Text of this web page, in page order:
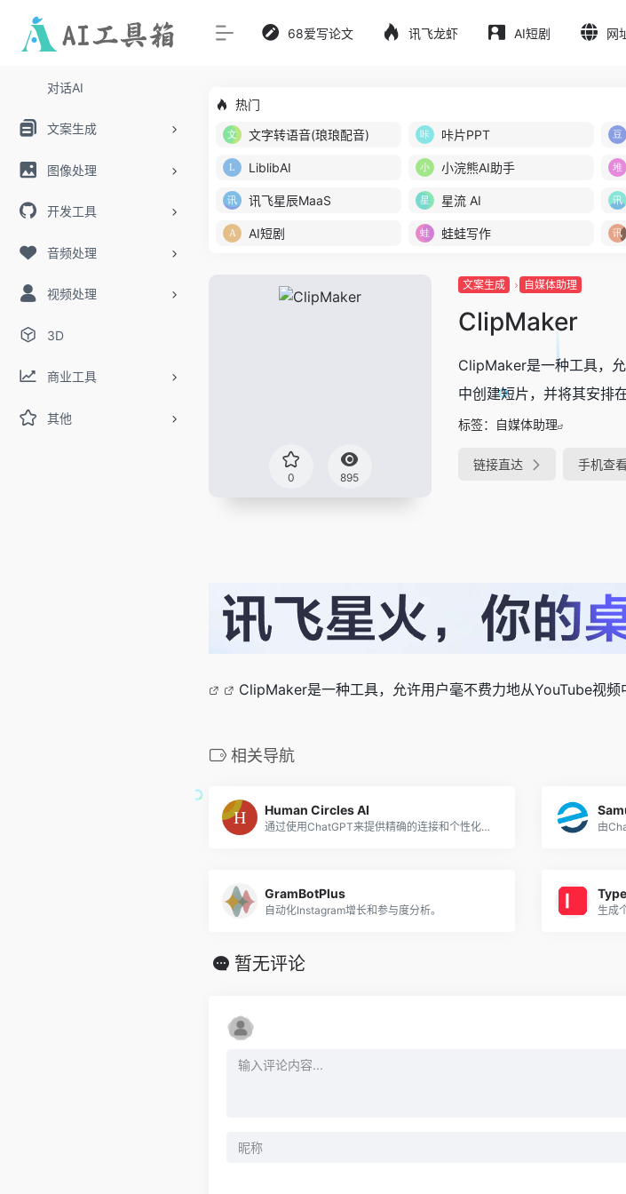
对话AI
文案生成
图像处理
开发工具
音频处理
视频处理
3D
商业工具
其他
68爱写论文 讯飞龙虾 AI短剧 网
热门
文字转语音(琅琅配音)
咔片PPT
LiblibAI 小浣熊AI助手
讯飞星辰MaaS 星流 AI
AI短剧 蛙蛙写作
0 895
文案生成 自媒体助理
ClipMaker
ClipMaker是一种工具，
中创建短片，并将其安排
标签： 自媒体助理
链接直达 手机查
ClipMaker是一种工具，允许用户毫不费力地从YouTube视
相关导航
Human Circles AI
通过使用ChatGPT来提供精确的连接和个性化的参与来增强网络。 由
GramBotPlus
自动化Instagram增长和参与度分析。 生成
暂无评论